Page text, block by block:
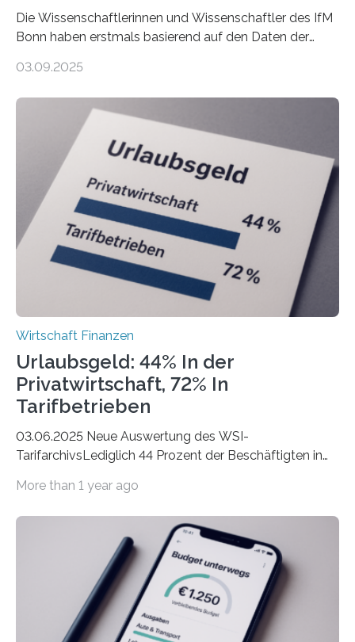
Die Wissenschaftlerinnen und Wissenschaftler des IfM
Bonn haben erstmals basierend auf den Daten der
Landkreise mit den meisten Gründungen von
ist demnach Berlin. Betrachtet man nur die Gründungen
der Freiberuflerinnen, so liegt Leipzig an der Spitze. In
Berlin starteten in 2024 die meisten Personen in eine
eigene freiberufliche Existenz, dahinter folgten die
Städte Hamburg, München und Köln. Betrachtet man
hingegen die Existenzgründungsintensität – die Anzahl
der freiberuflichen Gründungen je…
03.09.2025
Wirtschaft Finanzen
Urlaubsgeld: 44% In der
Privatwirtschaft, 72% In
Tarifbetrieben
03.06.2025 Neue Auswertung des WSI-
TarifarchivsLediglich 44 Prozent der Beschäftigten in
tarifgebundenen Betrieben ist der Anteil mit 72 Prozent
Unterkünfte fast überall deutlich teurer geworden. Für
viele Beschäftigte ist deshalb das zumeist im Juni oder
Juli ausgezahlte Urlaubsgeld ein wichtiger Faktor, um
sich den wohlverdienten Jahresurlaub leisten zu
können. Allerdings erhält mit 44 Prozent noch nicht
einmal die Hälfte aller Beschäftigten in der
More than 1 year ago